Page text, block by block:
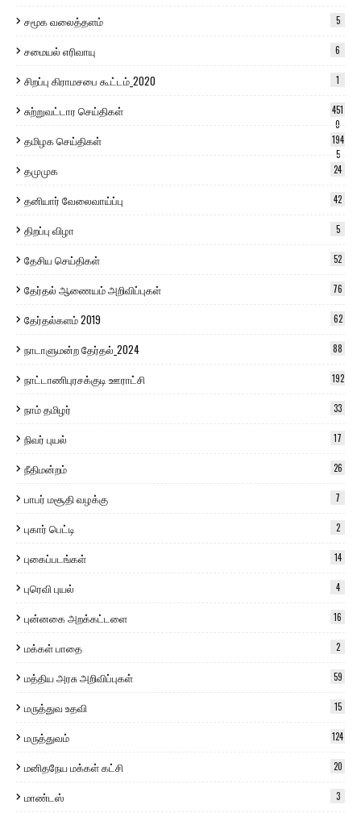
சமூக வலைத்தளம் 5
சமையல் எரிவாயு 6
சிறப்பு கிராமசபை கூட்டம்_2020 1
சுற்றுவட்டார செய்திகள்
451
0
தமிழக செய்திகள்
194
5
தமுமுக 24
தனியார் வேலைவாய்ப்பு 42
திறப்பு விழா 5
தேசிய செய்திகள் 52
தேர்தல் ஆணையம் அறிவிப்புகள் 76
தேர்தல்களம் 2019 62
நாடாளுமன்ற தேர்தல்_2024 88
நாட்டாணிபுரசக்குடி ஊராட்சி 192
நாம் தமிழர் 33
நிவர் புயல் 17
நீதிமன்றம் 26
பாபர் மசூதி வழக்கு 7
புகார் பெட்டி 2
புகைப்படங்கள் 14
புரெவி புயல் 4
புன்னகை அறக்கட்டளை 16
மக்கள் பாதை 2
மத்திய அரசு அறிவிப்புகள் 59
மருத்துவ உதவி 15
மருத்துவம் 124
மனிதநேய மக்கள் கட்சி 20
மாண்டஸ் 3